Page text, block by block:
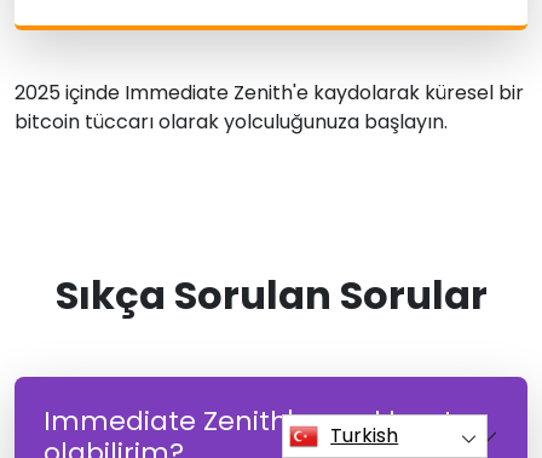
2025 içinde Immediate Zenith'e kaydolarak küresel bir
bitcoin tüccarı olarak yolculuğunuza başlayın.
Sıkça Sorulan Sorular
Immediate Zenith'e nasıl kayıt
Turkish